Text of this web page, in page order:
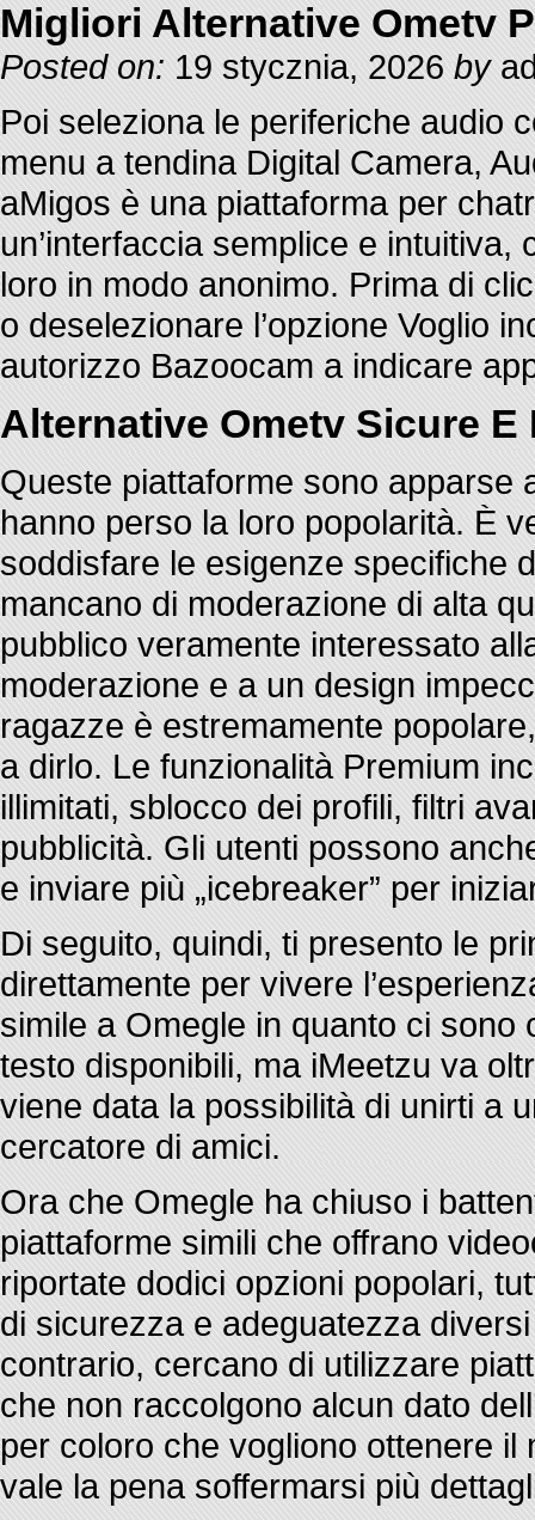
Migliori Alternative Ometv
Posted on: 19 stycznia, 2026 by
Poi seleziona le periferiche audio
menu a tendina Digital Camera,
aMigos è una piattaforma per
un’interfaccia semplice e
loro in modo anonimo. Prima di
o deselezionare l’opzione Voglio
autorizzo Bazoocam a indicare
Alternative Ometv Sicure
Queste piattaforme sono apparse
hanno perso la loro popolarità. È
soddisfare le esigenze specifiche
mancano di moderazione di alta
pubblico veramente interessato
moderazione e a un design
ragazze è estremamente
a dirlo. Le funzionalità Premium
illimitati, sblocco dei profili, filtri
pubblicità. Gli utenti possono
e inviare più „icebreaker” per
Di seguito, quindi, ti presento le
direttamente per vivere
simile a Omegle in quanto ci
testo disponibili, ma iMeetzu va
viene data la possibilità di unirti a
cercatore di amici.
Ora che Omegle ha chiuso i
piattaforme simili che offrano
riportate dodici opzioni popolari,
di sicurezza e adeguatezza
contrario, cercano di utilizzare
che non raccolgono alcun dato
per coloro che vogliono ottenere
vale la pena soffermarsi più